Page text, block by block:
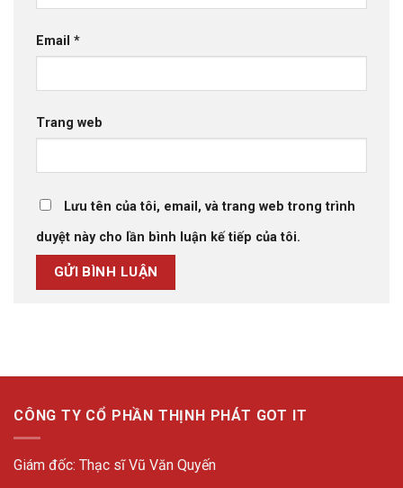
Email *
Trang web
Lưu tên của tôi, email, và trang web trong trình
duyệt này cho lần bình luận kế tiếp của tôi.
CÔNG TY CỔ PHẦN THỊNH PHÁT GOT IT
Giám đốc: Thạc sĩ Vũ Văn Quyến